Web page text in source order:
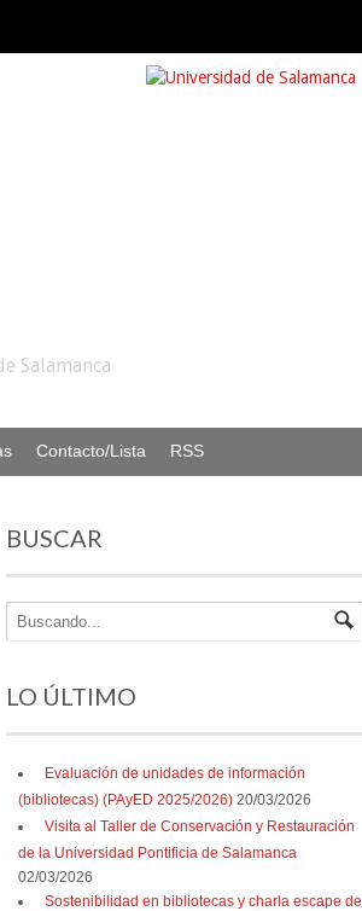
Salamanca
Contacto/Lista RSS
BUSCAR
LO ÚLTIMO
Evaluación de unidades de información
(bibliotecas) (PAyED 2025/2026) 20/03/2026
Visita al Taller de Conservación y Restauración
de la Universidad Pontificia de Salamanca
02/03/2026
Sostenibilidad en bibliotecas y charla escape de